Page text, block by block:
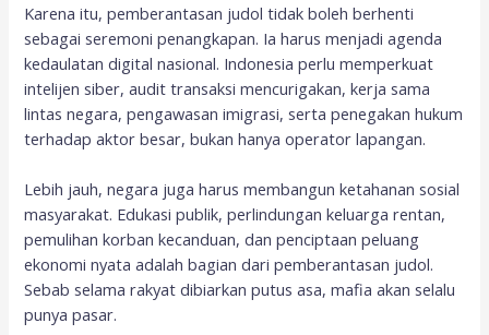
Karena itu, pemberantasan judol tidak boleh berhenti
sebagai seremoni penangkapan. Ia harus menjadi agenda
kedaulatan digital nasional. Indonesia perlu memperkuat
intelijen siber, audit transaksi mencurigakan, kerja sama
lintas negara, pengawasan imigrasi, serta penegakan hukum
terhadap aktor besar, bukan hanya operator lapangan.
Lebih jauh, negara juga harus membangun ketahanan sosial
masyarakat. Edukasi publik, perlindungan keluarga rentan,
pemulihan korban kecanduan, dan penciptaan peluang
ekonomi nyata adalah bagian dari pemberantasan judol.
Sebab selama rakyat dibiarkan putus asa, mafia akan selalu
punya pasar.